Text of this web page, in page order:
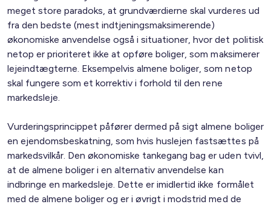
meget store paradoks, at grundværdierne skal vurderes ud
fra den bedste (mest indtjeningsmaksimerende)
økonomiske anvendelse også i situationer, hvor det politisk
netop er prioriteret ikke at opføre boliger, som maksimerer
lejeindtægterne. Eksempelvis almene boliger, som netop
skal fungere som et korrektiv i forhold til den rene
markedsleje.
Vurderingsprincippet påfører dermed på sigt almene boliger
en ejendomsbeskatning, som hvis huslejen fastsættes på
markedsvilkår. Den økonomiske tankegang bag er uden tvivl,
at de almene boliger i en alternativ anvendelse kan
indbringe en markedsleje. Dette er imidlertid ikke formålet
med de almene boliger og er i øvrigt i modstrid med de